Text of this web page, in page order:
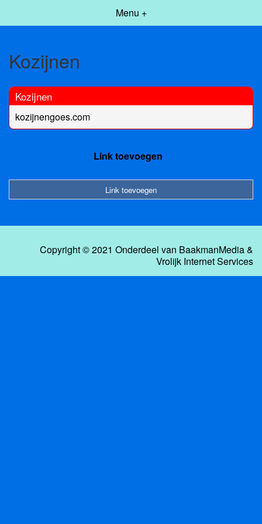
Menu +
Kozijnen
Kozijnen
kozijnengoes.com
Link toevoegen
Link toevoegen
Copyright © 2021 Onderdeel van BaakmanMedia&
Vrolijk Internet Services